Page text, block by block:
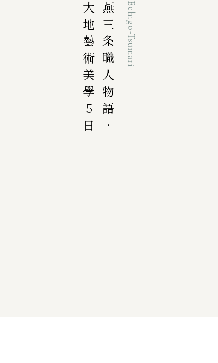
Echigo-Tsumari
燕三条職人物語．
大地藝術美學5日